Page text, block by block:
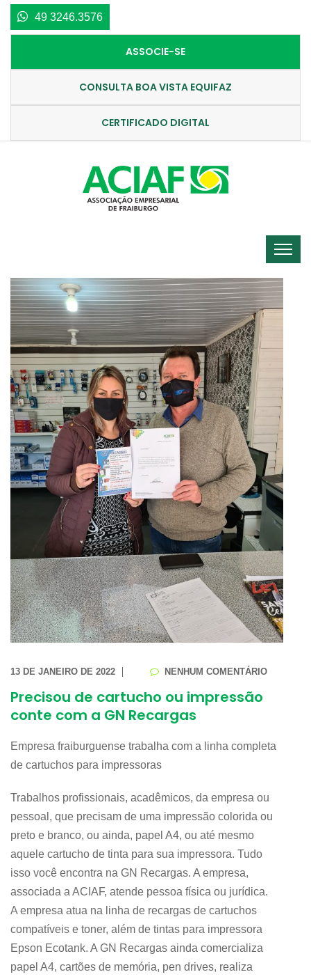
49 3246.3576
ASSOCIE-SE
CONSULTA BOA VISTA EQUIFAZ
CERTIFICADO DIGITAL
13 DE JANEIRO DE 2022 NENHUM COMENTÁRIO
Precisou de cartucho ou impressão
conte com a GN Recargas
Empresa fraiburguense trabalha com a linha completa
de cartuchos para impressoras
Trabalhos profissionais, acadêmicos, da empresa ou
pessoal, que precisam de uma impressão colorida ou
preto e branco, ou ainda, papel A4, ou até mesmo
aquele cartucho de tinta para sua impressora. Tudo
isso você encontra na GN Recargas. A empresa,
associada a ACIAF, atende pessoa física ou jurídica.
A empresa atua na linha de recargas de cartuchos
compatíveis e toner, além de tintas para impressora
Epson Ecotank. A GN Recargas ainda comercializa
papel A4, cartões de memória, pen drives, realiza